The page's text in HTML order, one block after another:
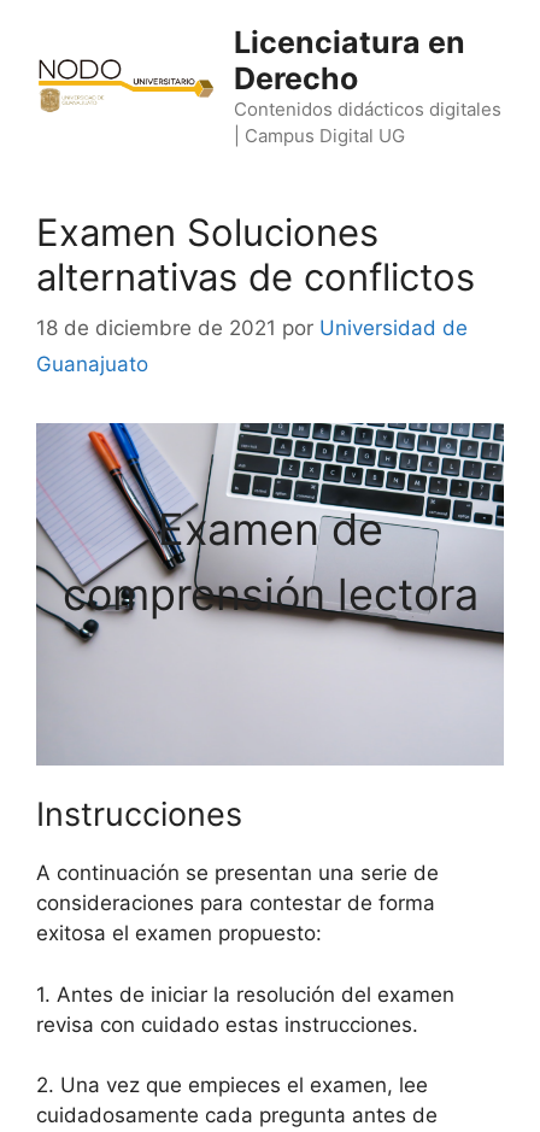
contenido
Licenciatura en
Derecho
Contenidos didácticos digitales
| Campus Digital UG
Examen Soluciones
alternativas de conflictos
18 de diciembre de 2021 por Universidad de
Guanajuato
Examen de
comprensión lectora
Instrucciones
A continuación se presentan una serie de
consideraciones para contestar de forma
exitosa el examen propuesto:
1. Antes de iniciar la resolución del examen
revisa con cuidado estas instrucciones.
2. Una vez que empieces el examen, lee
cuidadosamente cada pregunta antes de